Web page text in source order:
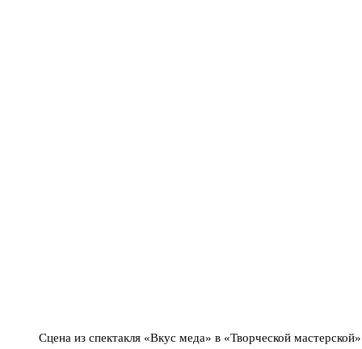
Сцена из спектакля «Вкус меда» в «Творческой